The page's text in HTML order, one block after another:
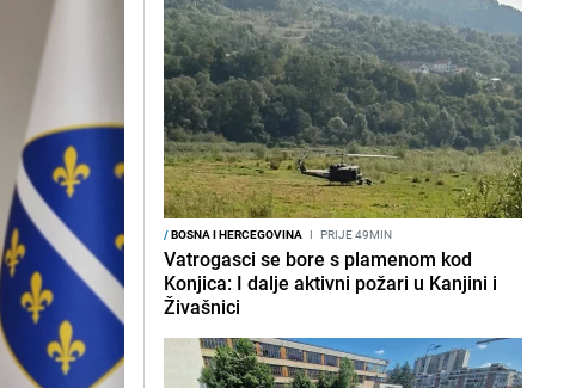
/BOSNA I HERCEGOVINA I PRIJE 49MIN
Vatrogasci se bore s plamenom kod
Konjica: I dalje aktivni požari u Kanjini i
Živašnici